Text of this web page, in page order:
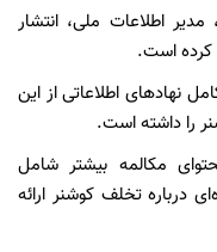
اطلاعات ملی، انتشار
کرده است.
نهادهای اطلاعاتی از این
را داشته است.
مکالمه بیشتر شامل
درباره تخلف کوشنر ارائه